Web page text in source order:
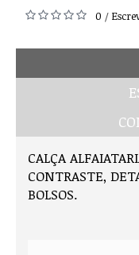
0 /
CALÇA
CONTRASTE,
BOLSOS.